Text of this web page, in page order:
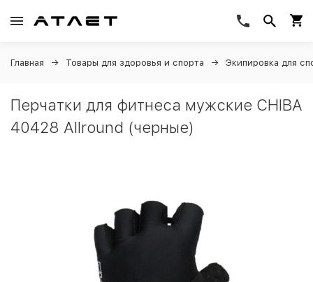
Главная Товары для здоровья и спорта Экипировка для
Перчатки для фитнеса мужские CHIBA
40428 Allround (черные)